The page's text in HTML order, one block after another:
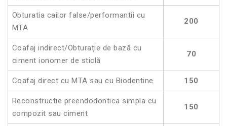
Obturatia cailor false/performantii cu
MTA
200
Coafaj indirect/Obturație de bază cu
ciment ionomer de sticlă
70
Coafaj direct cu MTA sau cu Biodentine 150
Reconstructie preendodontica simpla cu
compozit sau ciment
150